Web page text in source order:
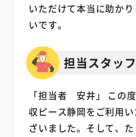
いただけて本当に助か
いです。
担当スタッ
「担当者 安井」 この
収ピース静岡をご利用
ざいました。そして、